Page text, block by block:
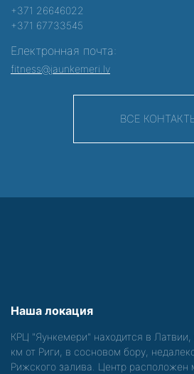
+371 26646022
+371 67733545
Електронная почта:
fitness@jaunkemeri.lv
ВСЕ
Наша локация
КРЦ "Яункемери" находится в
км от Риги, в сосновом бору,
Рижского залива. Центр